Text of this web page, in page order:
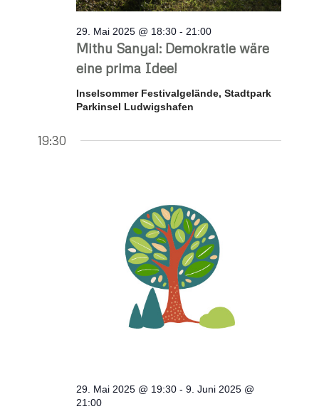
Mithu Sanyal: Demokratie wäre
eine prima Idee!
29. Mai 2025 @ 18:30 - 21:00
Inselsommer Festivalgelände, Stadtpark
Parkinsel Ludwigshafen
19:30
29. Mai 2025 @ 19:30 -9. Juni 2025 @
21:00